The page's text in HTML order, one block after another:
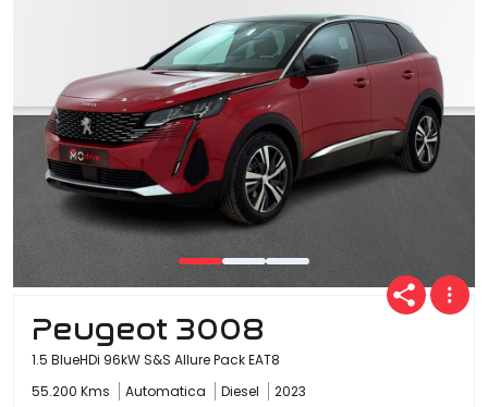
Peugeot 3008
1.5 BlueHDi 96kW S&S Allure Pack EAT8
55.200 Kms
Automatica Diesel 2023